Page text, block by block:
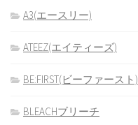
A3(エースリー)
ATEEZ(エイティーズ)
BE:FIRST(ビーファースト)
BLEACHブリーチ